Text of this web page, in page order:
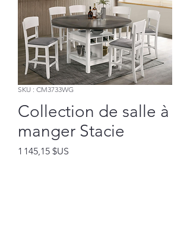
SKU : CM3733WG
Collection de salle à
manger Stacie
1 145,15 $US